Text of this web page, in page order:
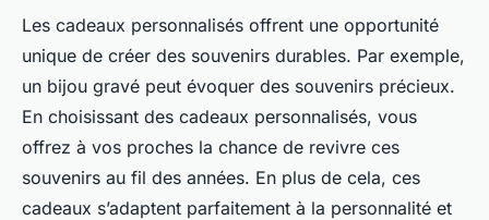
Les cadeaux personnalisés offrent une opportunité
unique de créer des souvenirs durables. Par exemple,
un bijou gravé peut évoquer des souvenirs précieux.
En choisissant des cadeaux personnalisés, vous
offrez à vos proches la chance de revivre ces
souvenirs au fil des années. En plus de cela, ces
cadeaux s’adaptent parfaitement à la personnalité et